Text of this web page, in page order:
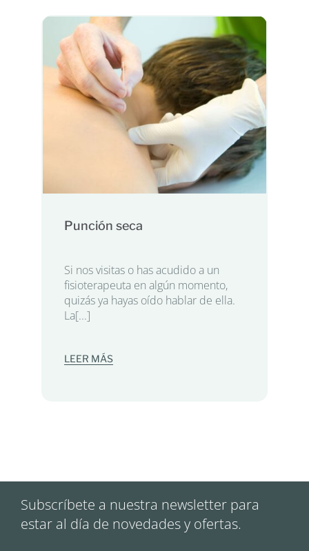
Punción seca
Si nos visitas o has acudido a un
fisioterapeuta en algún momento,
quizás ya hayas oído hablar de ella.
La[...]
LEER MÁS
Subscríbete a nuestra newsletter para
estar al día de novedades y ofertas.